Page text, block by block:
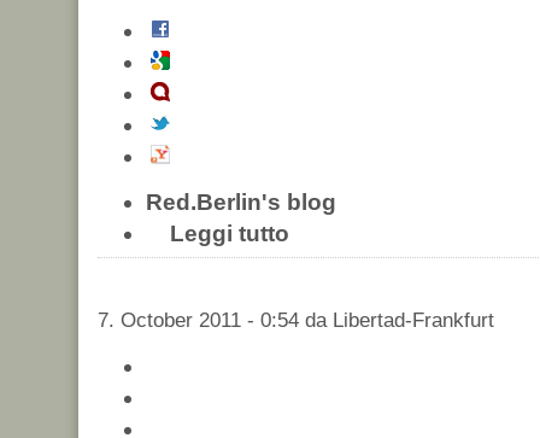
Red.Berlin's blog
Leggi tutto
7. October 2011 - 0:54 da Libertad-Frankfurt